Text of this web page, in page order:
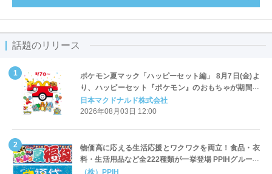
話題のリリース
ポケモン夏マック「ハッピーセット編」 8月7日(金)よ
り、ハッピーセット『ポケモン』のおもちゃが期間限
定登場
日本マクドナルド株式会社
2026年08月03日 12:00
物価高に応える生活応援とワクワクを両立！食品・衣
料・生活用品など全222種類が一挙登場 PPIHグループ
「夏福袋」＆セール 8月6日(木)より順次スタート
（株）PPIH